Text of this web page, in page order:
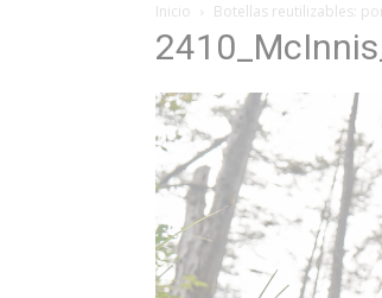
Inicio Botellas reutilizables: